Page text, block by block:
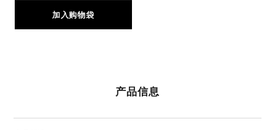
加入购物袋
产品信息